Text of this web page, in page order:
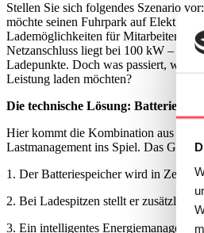
Stellen Sie sich folgendes Szenario
möchte seinen Fuhrpark auf
Lademöglichkeiten für Mitarbeiter und
Netzanschluss liegt bei 100 kW –
Ladepunkte. Doch was passiert, wenn
Leistung laden möchten?
Die technische Lösung:
Hier kommt die Kombination aus
Lastmanagement ins Spiel. Das
1. Der Batteriespeicher wird in Zeiten
2. Bei Ladespitzen stellt er zusätzliche
3. Ein intelligentes